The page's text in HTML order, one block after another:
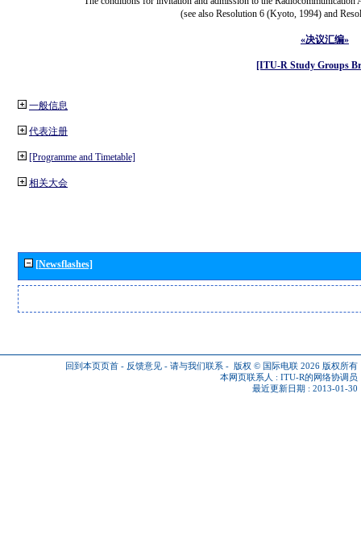
(see also Resolution 6 (Kyoto, 1994) and
«决议汇编»
[ITU-R Study Groups
一般信息
代表注册
[Programme and Timetable]
相关大会
[Newsflashes]
回到本页页首 - 反馈意见 - 请与我们联系 - 版权 © 国际电联 2026 版权所有
本网页联系人 : ITU-R的网络协调员
最近更新日期 : 2013-01-30